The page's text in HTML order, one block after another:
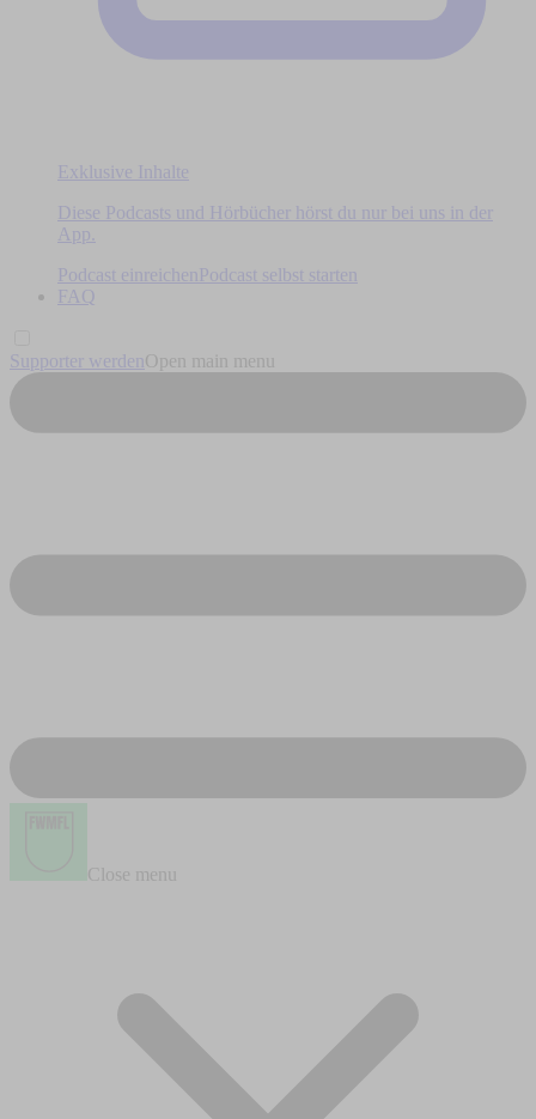
Exklusive Inhalte
Diese Podcasts und Hörbücher hörst du nur bei uns in der
App.
Podcast einreichen
Podcast selbst starten
FAQ
Supporter werden Open main menu
Close menu